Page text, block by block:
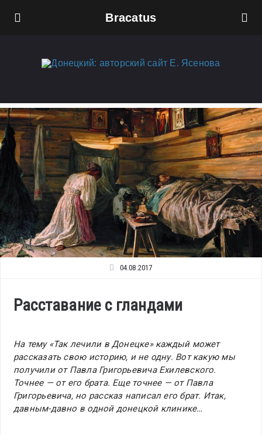
Bracatus
04.08.2017
Расставание с гландами
На тему «Так лечили в Донецке» каждый может
рассказать свою историю, и не одну. Вот какую мы
получили от Павла Григорьевича Ехилевского.
Точнее — от его брата. Еще точнее — от Павла
Григорьевича, но рассказ написал его брат. Итак,
давным-давно в одной донецкой клинике…